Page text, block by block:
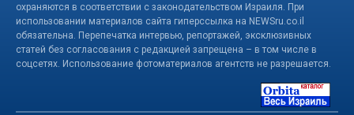
охраняются в соответствии с законодательством Израиля. При
использовании материалов сайта гиперссылка на NEWSru.co.il
обязательна. Перепечатка интервью, репортажей, эксклюзивных
статей без согласования с редакцией запрещена – в том числе в
соцсетях. Использование фотоматериалов агентств не разрешается.